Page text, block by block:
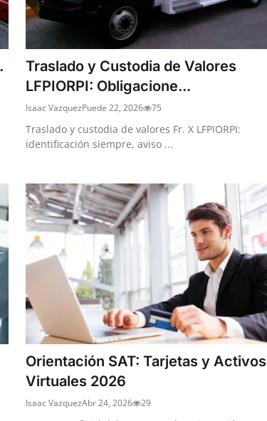
Traslado y Custodia de Valores
LFPIORPI: Obligacione...
Isaac VazquezPuede 22, 2026 75
Traslado y custodia de valores Fr. X LFPIORPI:
identificación siempre, aviso ...
Orientación SAT: Tarjetas y Activos
Virtuales 2026
Isaac VazquezAbr 24, 2026 29